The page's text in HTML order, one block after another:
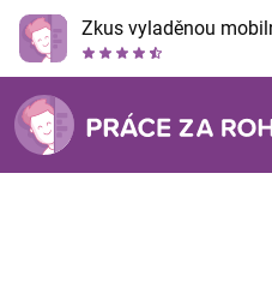
Zkus vyladěnou